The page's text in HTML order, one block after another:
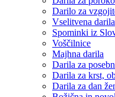
Darilo za
Vselitvena darila
Spominki iz
Voščilnice
Majhna darila
Darila za
Darila za krst,
Darila za dan